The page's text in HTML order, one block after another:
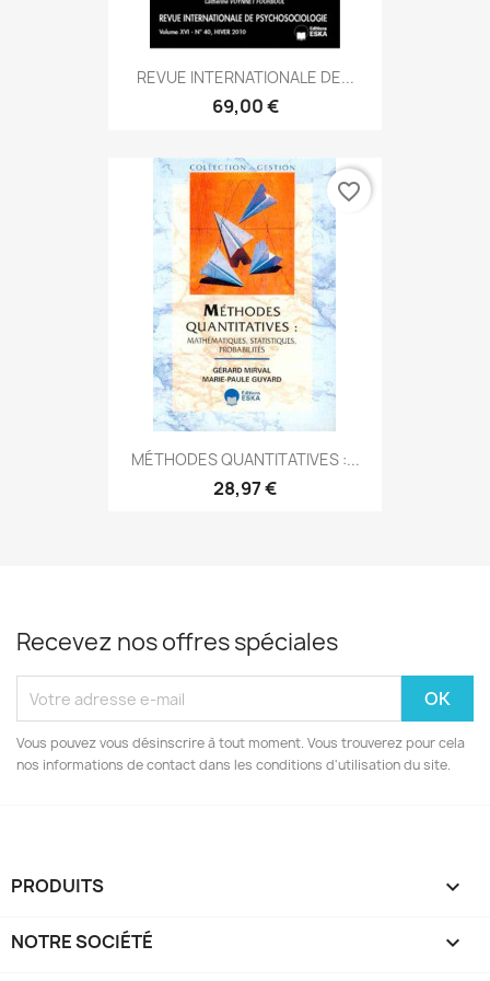
REVUE INTERNATIONALE DE...
69,00 €
MÉTHODES QUANTITATIVES :...
28,97 €
favorite_border
Recevez nos offres spéciales
Vous pouvez vous désinscrire à tout moment. Vous trouverez pour cela
nos informations de contact dans les conditions d'utilisation du site.
PRODUITS 
NOTRE SOCIÉTÉ 